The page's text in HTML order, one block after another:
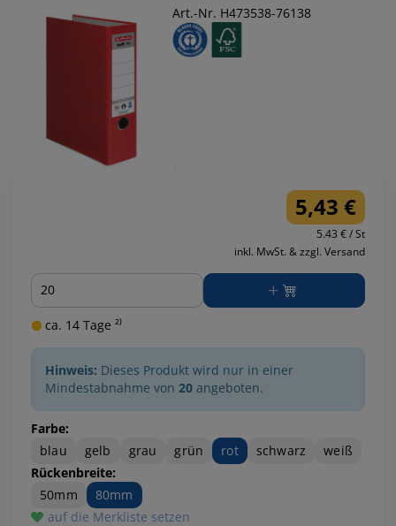
Art.-Nr. H473538-76138
5,43 €
5.43 € / St
inkl. MwSt. & zzgl. Versand
Menge
ca. 14 Tage ²⁾
Hinweis: Dieses Produkt wird nur in einer
Mindestabnahme von 20 angeboten.
Farbe:
blau
gelb grau grün rot schwarz
weiß
Rückenbreite:
50mm
80mm
auf die Merkliste setzen